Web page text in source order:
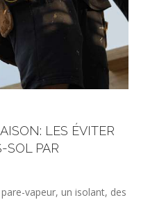
LES ÉVITER
SOL PAR
vapeur, un isolant, des